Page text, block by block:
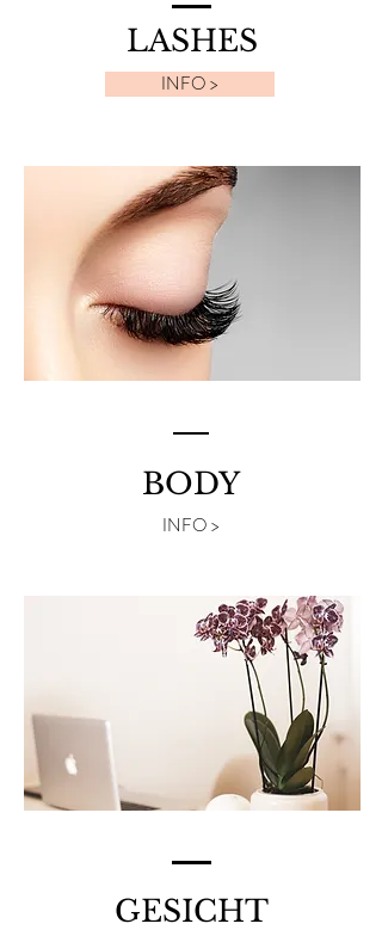
LASHES
INFO >
BODY
INFO >
GESICHT